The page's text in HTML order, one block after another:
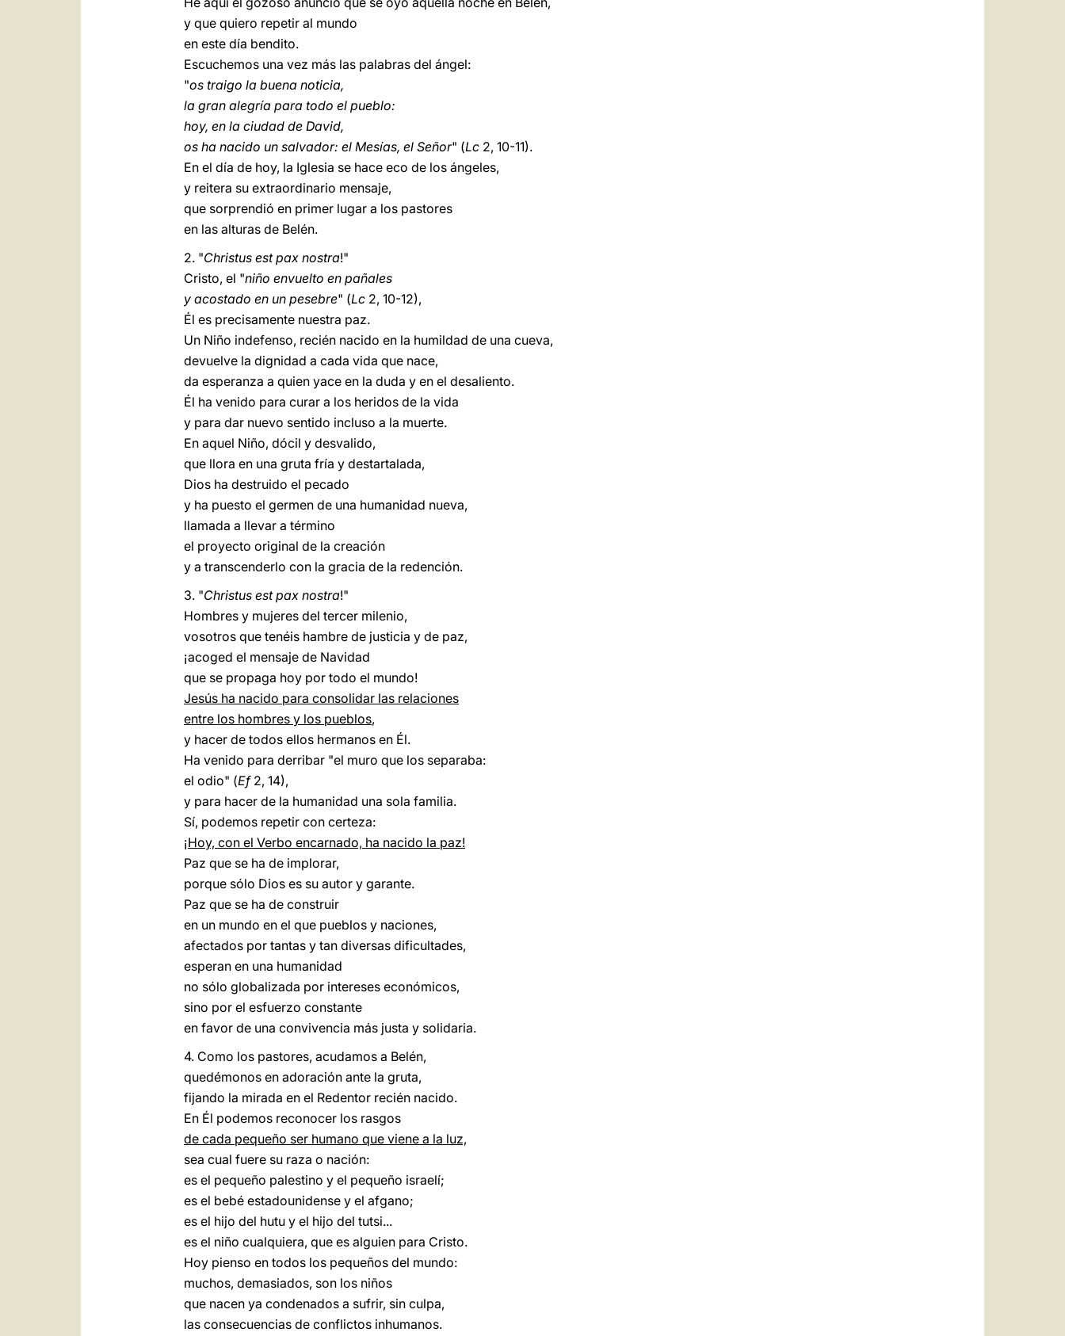
y que quiero repetir al mundo
en este día bendito.
Escuchemos una vez más las palabras del ángel:
"os traigo la buena noticia,
la gran alegría para todo el pueblo:
hoy, en la ciudad de David,
os ha nacido un salvador: el Mesías, el Señor" (Lc 2, 10-11).
En el día de hoy, la Iglesia se hace eco de los ángeles,
y reitera su extraordinario mensaje,
que sorprendió en primer lugar a los pastores
en las alturas de Belén.
2. "Christus est pax nostra!"
Cristo, el "niño envuelto en pañales
y acostado en un pesebre" (Lc 2, 10-12),
Él es precisamente nuestra paz.
Un Niño indefenso, recién nacido en la humildad de una cueva,
devuelve la dignidad a cada vida que nace,
da esperanza a quien yace en la duda y en el desaliento.
Él ha venido para curar a los heridos de la vida
y para dar nuevo sentido incluso a la muerte.
En aquel Niño, dócil y desvalido,
que llora en una gruta fría y destartalada,
Dios ha destruido el pecado
y ha puesto el germen de una humanidad nueva,
llamada a llevar a término
el proyecto original de la creación
y a transcenderlo con la gracia de la redención.
3. "Christus est pax nostra!"
Hombres y mujeres del tercer milenio,
vosotros que tenéis hambre de justicia y de paz,
¡acoged el mensaje de Navidad
que se propaga hoy por todo el mundo!
Jesús ha nacido para consolidar las relaciones
entre los hombres y los pueblos,
y hacer de todos ellos hermanos en Él.
Ha venido para derribar "el muro que los separaba:
el odio" (Ef2, 14),
y para hacer de la humanidad una sola familia.
Sí, podemos repetir con certeza:
¡Hoy, con el Verbo encarnado, ha nacido la paz!
Paz que se ha de implorar,
porque sólo Dios es su autor y garante.
Paz que se ha de construir
en un mundo en el que pueblos y naciones,
afectados por tantas y tan diversas dificultades,
esperan en una humanidad
no sólo globalizada por intereses económicos,
sino por el esfuerzo constante
en favor de una convivencia más justa y solidaria.
4. Como los pastores, acudamos a Belén,
quedémonos en adoración ante la gruta,
fijando la mirada en el Redentor recién nacido.
En Él podemos reconocer los rasgos
de cada pequeño ser humano que viene a la luz,
sea cual fuere su raza o nación:
es el pequeño palestino y el pequeño israelí;
es el bebé estadounidense y el afgano;
es el hijo del hutu y el hijo del tutsi...
es el niño cualquiera, que es alguien para Cristo.
Hoy pienso en todos los pequeños del mundo:
muchos, demasiados, son los niños
que nacen ya condenados a sufrir, sin culpa,
las consecuencias de conflictos inhumanos.